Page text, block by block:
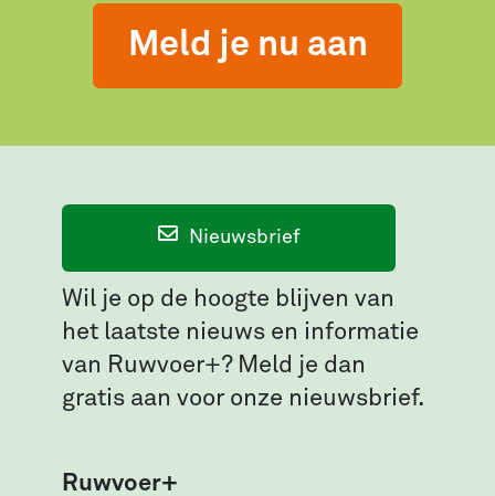
Meld je nu aan
Nieuwsbrief
Wil je op de hoogte blijven van
het laatste nieuws en informatie
van Ruwvoer+? Meld je dan
gratis aan voor onze nieuwsbrief.
Ruwvoer+